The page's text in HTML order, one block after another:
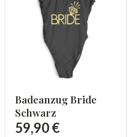
Badeanzug Bride
Schwarz
59,90 €